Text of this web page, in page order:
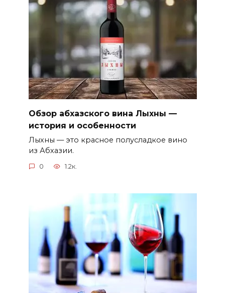
Обзор абхазского вина Лыхны —
история и особенности
Лыхны — это красное полусладкое вино
из Абхазии.
0 1.2к.